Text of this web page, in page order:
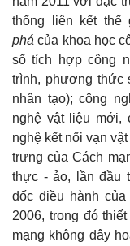
thống liên kết
phá của khoa học
số tích hợp công
trình, phương thức
nhân tạo); công
nghệ vật liệu mới,
nghệ kết nối vạn
trưng của Cách
thực - ảo, lần đầu
đốc điều hành
2006, trong đó
mạng không dây